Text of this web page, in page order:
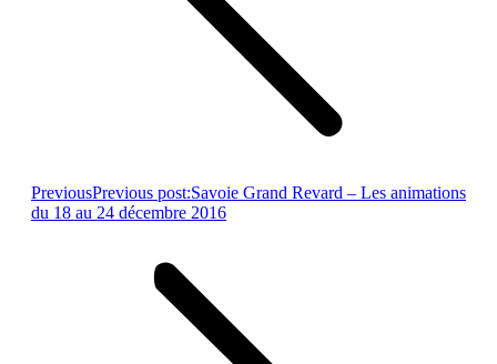
PreviousPrevious post:Savoie Grand Revard – Les animations
du 18 au 24 décembre 2016